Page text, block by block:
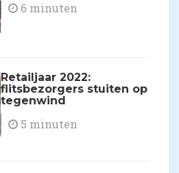
6 minuten
Retailjaar 2022:
flitsbezorgers stuiten op
tegenwind
5 minuten